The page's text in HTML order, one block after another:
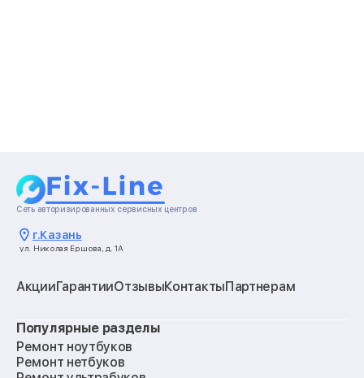
Сеть авторизированных сервисных центров
г.Казань
ул. Николая Ершова, д. 1А
АкцииГарантииОтзывыКонтактыПартнерам
Популярные разделы
Ремонт ноутбуков
Ремонт нетбуков